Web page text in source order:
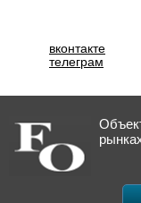
вконтакте
телеграм